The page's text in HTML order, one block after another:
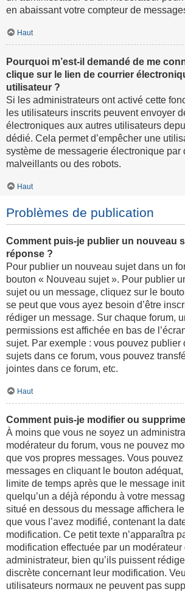
en abaissant votre compteur de
Haut
Pourquoi m’est-il demandé de me
clique sur le lien de courrier
utilisateur ?
Si les administrateurs ont activé cette
les utilisateurs inscrits peuvent envoyer
électroniques aux autres utilisateurs
dédié. Cela permet d’empêcher une
système de messagerie électronique par
malveillants ou des robots.
Haut
Problèmes de publication
Comment puis-je publier un nouveau
réponse ?
Pour publier un nouveau sujet dans un
bouton « Nouveau sujet ». Pour publier
sujet ou un message, cliquez sur le
se peut que vous ayez besoin d’être
rédiger un message. Sur chaque forum,
permissions est affichée en bas de
sujet. Par exemple : vous pouvez publier
sujets dans ce forum, vous pouvez
jointes dans ce forum, etc.
Haut
Comment puis-je modifier ou
À moins que vous ne soyez un
modérateur du forum, vous ne pouvez
que vos propres messages. Vous
messages en cliquant le bouton
limite de temps après que le message
quelqu’un a déjà répondu à votre
situé en dessous du message affichera
que vous l’avez modifié, contenant la
modification. Ce petit texte n’apparaîtra
modification effectuée par un modérateur
administrateur, bien qu’ils puissent
discrète concernant leur modification.
utilisateurs normaux ne peuvent pas